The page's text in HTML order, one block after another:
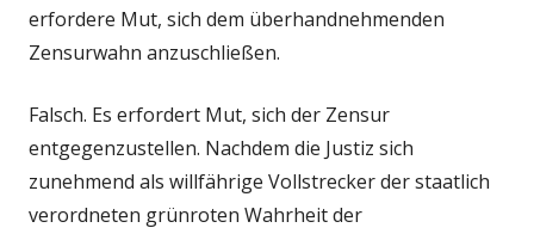
erfordere Mut, sich dem überhandnehmenden
Zensurwahn anzuschließen.
Falsch. Es erfordert Mut, sich der Zensur
entgegenzustellen. Nachdem die Justiz sich
zunehmend als willfährige Vollstrecker der staatlich
verordneten grünroten Wahrheit der